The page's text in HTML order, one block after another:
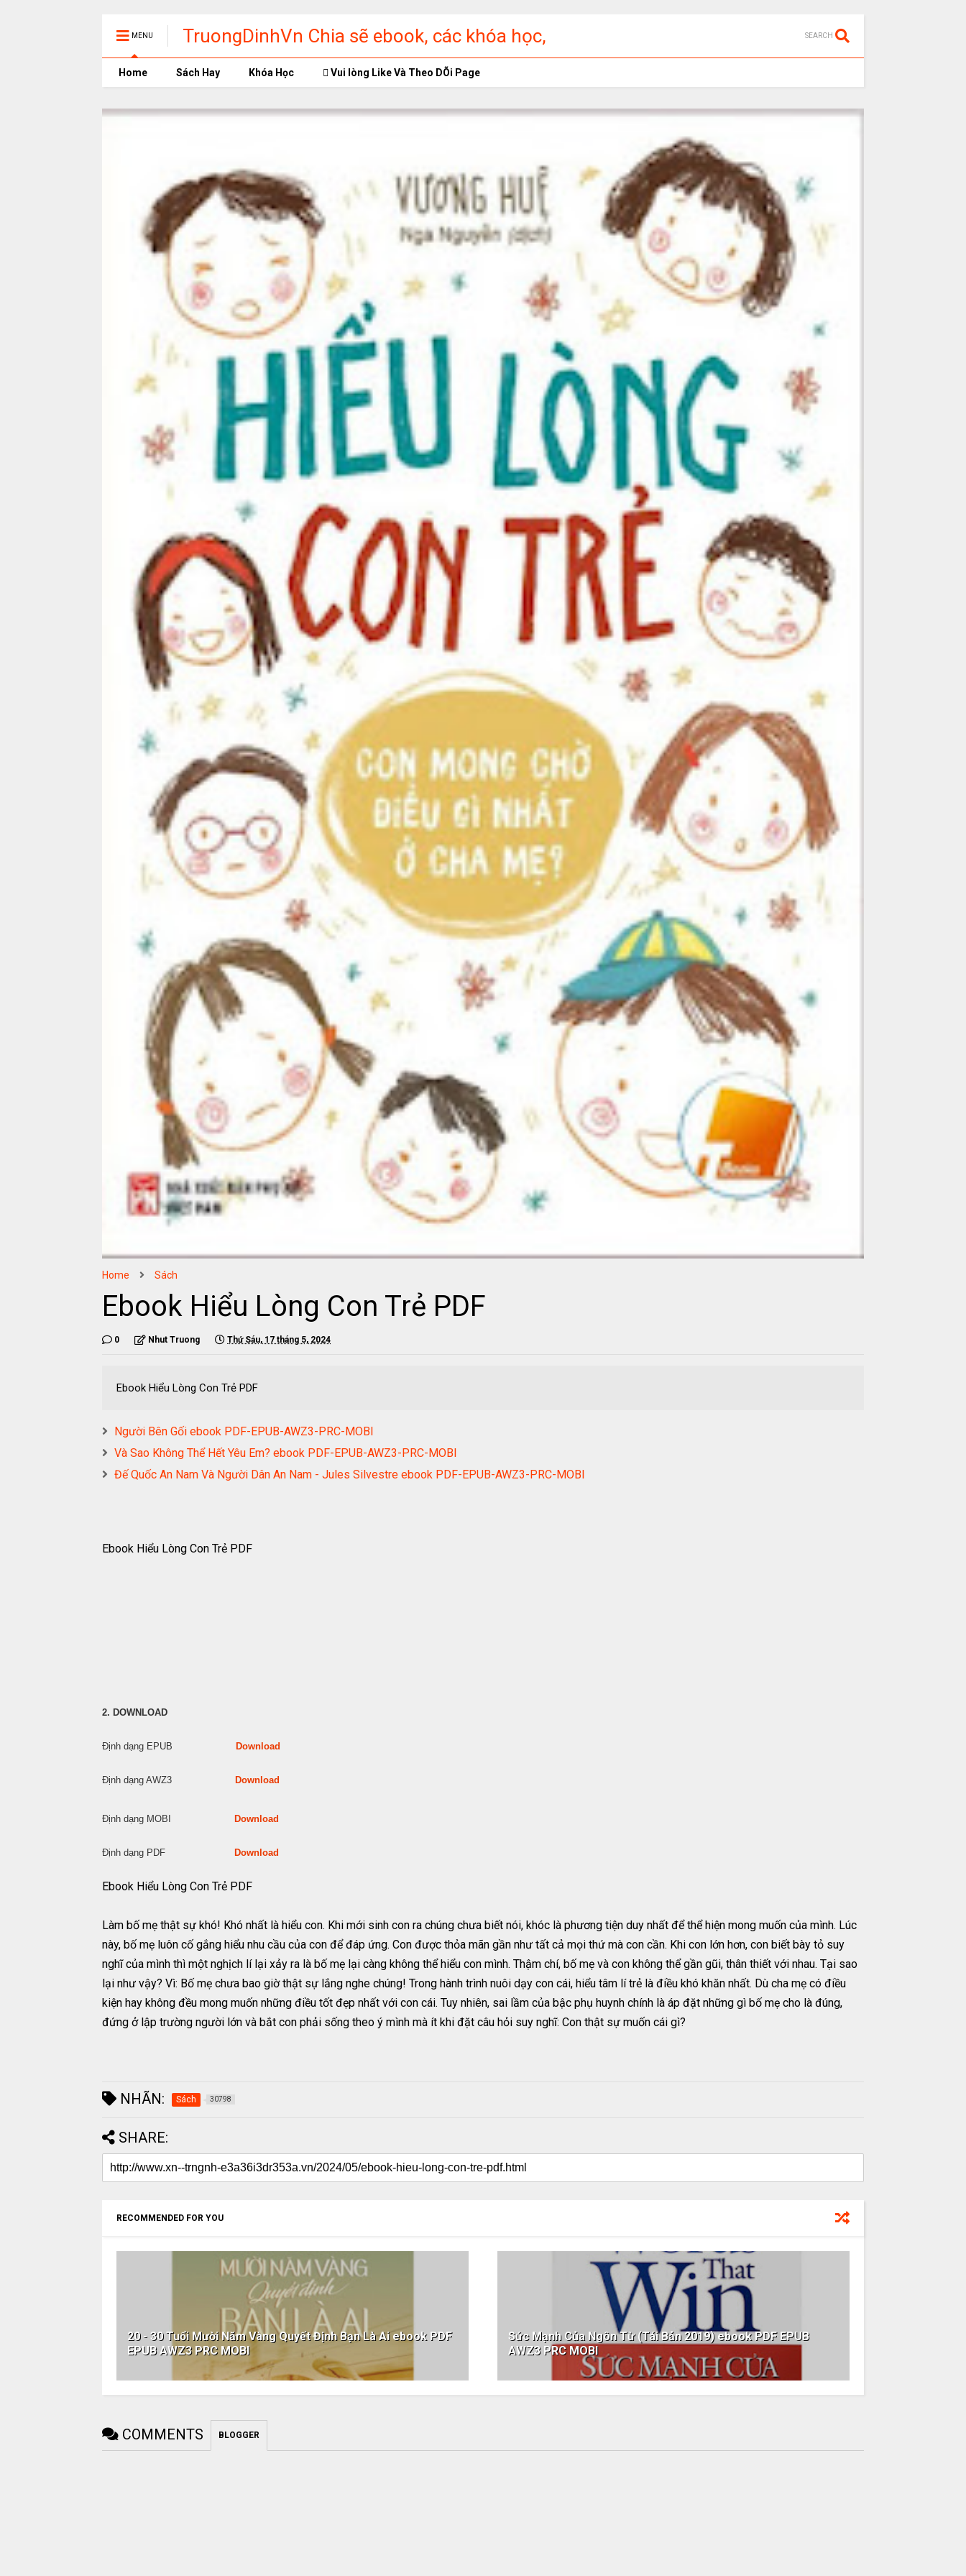
MENU
TruongDinhVn Chia sẽ ebook, các khóa học,
phần mềm học tập miễn phí
SEARCH
Home Sách Hay Khóa Học Vui lòng Like Và Theo DÕi Page
Home Sách
Ebook Hiểu Lòng Con Trẻ PDF
0 Nhut Truong Thứ Sáu, 17 tháng 5, 2024
Ebook Hiểu Lòng Con Trẻ PDF
Người Bên Gối ebook PDF-EPUB-AWZ3-PRC-MOBI
Và Sao Không Thể Hết Yêu Em? ebook PDF-EPUB-AWZ3-PRC-MOBI
Đế Quốc An Nam Và Người Dân An Nam - Jules Silvestre ebook PDF-EPUB-AWZ3-PRC-MOBI
Ebook Hiểu Lòng Con Trẻ PDF
2. DOWNLOAD
Định dạng EPUB Download
Định dạng AWZ3 Download
Định dạng MOBI Download
Định dạng PDF Download
Ebook Hiểu Lòng Con Trẻ PDF
Làm bố mẹ thật sự khó! Khó nhất là hiểu con. Khi mới sinh con ra chúng chưa biết nói, khóc là phương tiện duy nhất để thể hiện mong muốn của mình. Lúc
này, bố mẹ luôn cố gắng hiểu nhu cầu của con để đáp ứng. Con được thỏa mãn gần như tất cả mọi thứ mà con cần. Khi con lớn hơn, con biết bày tỏ suy
nghĩ của mình thì một nghịch lí lại xảy ra là bố mẹ lại càng không thể hiểu con mình. Thậm chí, bố mẹ và con không thể gần gũi, thân thiết với nhau. Tại sao
lại như vậy? Vì: Bố mẹ chưa bao giờ thật sự lắng nghe chúng! Trong hành trình nuôi dạy con cái, hiểu tâm lí trẻ là điều khó khăn nhất. Dù cha mẹ có điều
kiện hay không đều mong muốn những điều tốt đẹp nhất với con cái. Tuy nhiên, sai lầm của bậc phụ huynh chính là áp đặt những gì bố mẹ cho là đúng,
đứng ở lập trường người lớn và bắt con phải sống theo ý mình mà ít khi đặt câu hỏi suy nghĩ: Con thật sự muốn cái gì?
NHÃN: Sách 30798
SHARE:
RECOMMENDED FOR YOU
20 - 30 Tuổi Mười Năm Vàng Quyết Định Bạn Là Ai ebook PDF
EPUB AWZ3 PRC MOBI
Sức Mạnh Của Ngôn Từ (Tái Bản 2019) ebook PDF EPUB
AWZ3 PRC MOBI
COMMENTS BLOGGER